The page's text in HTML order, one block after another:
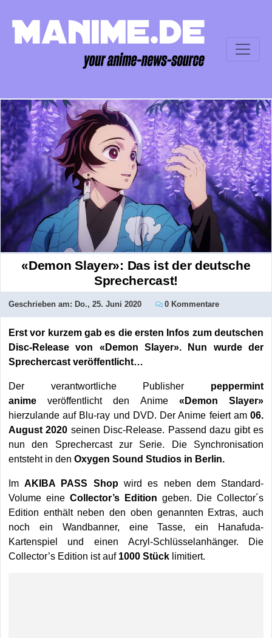
«Demon Slayer»: Das ist der deutsche
Sprechercast!
Geschrieben am: Do., 25. Juni 2020 0 Kommentare
Erst vor kurzem gab es die ersten Infos zum deutschen
Disc-Release von «Demon Slayer». Nun wurde der
Sprechercast veröffentlicht…
Der verantwortliche Publisher peppermint
animeveröffentlicht den Anime «Demon Slayer»
hierzulande auf Blu-ray und DVD. Der Anime feiert am06.
August 2020 seinen Disc-Release. Passend dazu gibt es
nun den Sprechercast zur Serie. Die Synchronisation
entsteht in den Oxygen Sound Studios in Berlin.
ImAKIBA PASS Shopwird es neben dem Standard-
Volume eine Collector’s Edition geben. Die Collector´s
Edition enthält neben den oben genannten Extras, auch
noch ein Wandbanner, eine Tasse, ein Hanafuda-
Kartenspiel und einen Acryl-Schlüsselanhänger. Die
Collector’s Edition ist auf 1000 Stücklimitiert.